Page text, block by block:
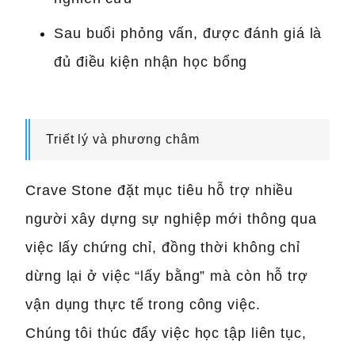
Sau buổi phỏng vấn, được đánh giá là
đủ điều kiện nhận học bổng
Triết lý và phương châm
Crave Stone đặt mục tiêu hỗ trợ nhiều
người xây dựng sự nghiệp mới thông qua
việc lấy chứng chỉ, đồng thời không chỉ
dừng lại ở việc “lấy bằng” mà còn hỗ trợ
vận dụng thực tế trong công việc.
Chúng tôi thúc đẩy việc học tập liên tục,